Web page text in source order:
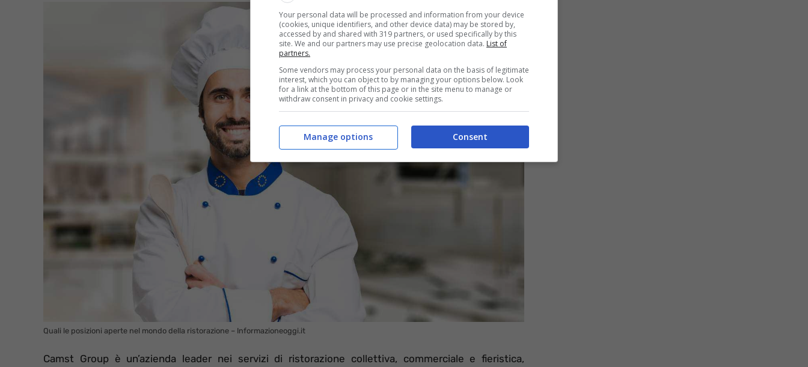
Quali le posizioni aperte nel mondo della ristorazione – Informazioneoggi.it
Camst Group è un’azienda leader nei servizi di ristorazione collettiva, commerciale e fieristica,
Your personal data will be processed and information from your device
(cookies, unique identifiers, and other device data) may be stored by,
accessed by and shared with 319 partners, or used specifically by this
site. We and our partners may use precise geolocation data. List of
partners.
Some vendors may process your personal data on the basis of legitimate
interest, which you can object to by managing your options below. Look
for a link at the bottom of this page or in the site menu to manage or
withdraw consent in privacy and cookie settings.
Consent
Manage options